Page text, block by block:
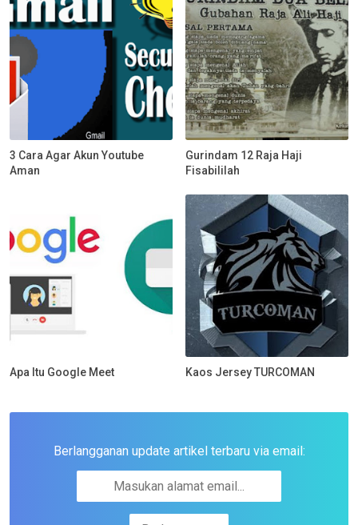
3 Cara Agar Akun Youtube
Aman
Gurindam 12 Raja Haji
Fisabililah
Apa Itu Google Meet Kaos Jersey TURCOMAN
Berlangganan update artikel terbaru via email: